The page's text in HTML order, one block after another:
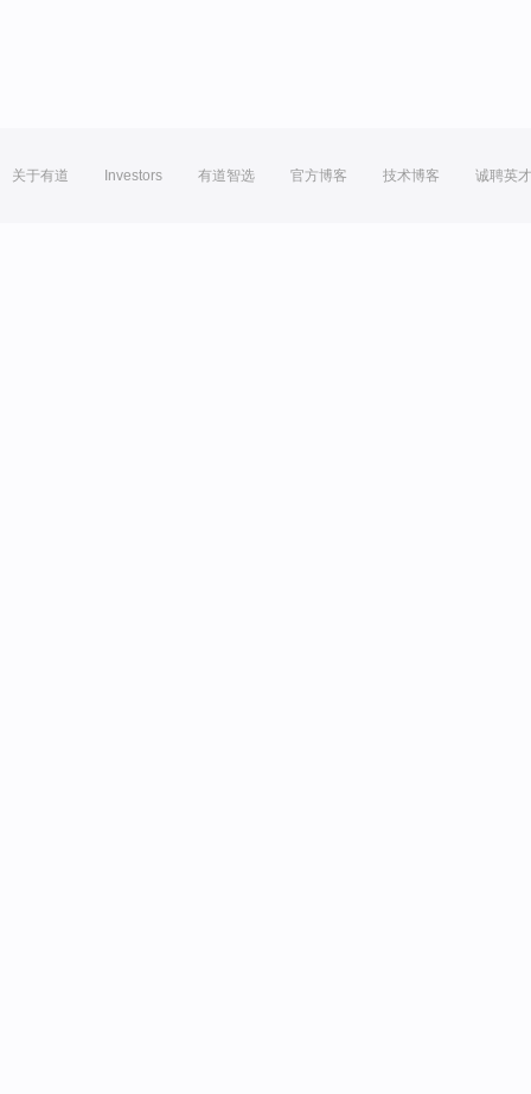
关于有道 Investors 有道智选 官方博客 技术博客 诚聘英才